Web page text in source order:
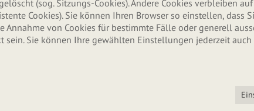
(sog. Sitzungs-Cookies). Andere Cookies verbleiben
Cookies). Sie können Ihren Browser so einstellen, dass
von Cookies für bestimmte Fälle oder generell
sein. Sie können Ihre gewählten Einstellungen jederzeit